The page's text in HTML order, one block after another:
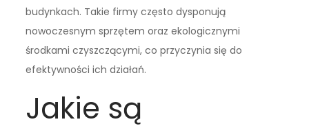
budynkach. Takie firmy często dysponują
nowoczesnym sprzętem oraz ekologicznymi
środkami czyszczącymi, co przyczynia się do
efektywności ich działań.
Jakie są